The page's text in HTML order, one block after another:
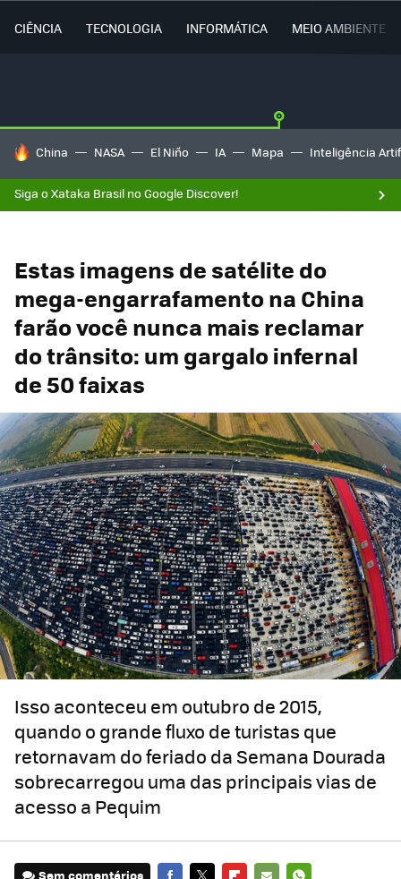
CIÊNCIA TECNOLOGIA INFORMÁTICA MEIO AMBIENTE
TENDÊNCIAS DO DIA
China NASA El Niño IA Mapa Inteligência
Siga o Xataka Brasil no Google Discover!
Estas imagens de satélite do
mega-engarrafamento na China
farão você nunca mais reclamar
do trânsito: um gargalo infernal
de 50 faixas
Isso aconteceu em outubro de 2015,
quando o grande fluxo de turistas que
retornavam do feriado da Semana Dourada
sobrecarregou uma das principais vias de
acesso a Pequim
Sem comentários